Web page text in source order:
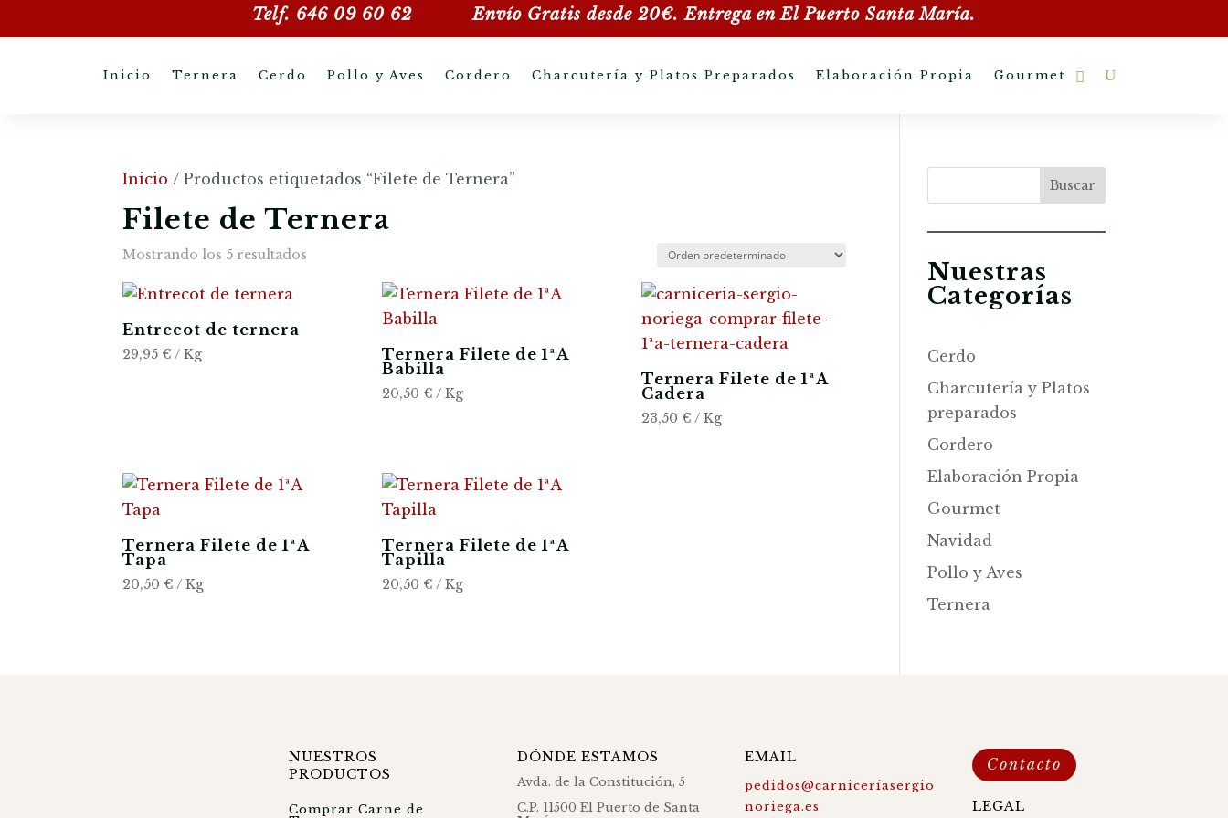
Telf. 646 09 60 62 Envío Gratis desde 20€. Entrega enEl Puerto Santa María.
Inicio Ternera Cerdo Pollo y Aves Cordero Charcutería y Platos Preparados Elaboración Propia Gourmet
Inicio / Productos etiquetados “Filete de Ternera”
Filete de Ternera
Mostrando los 5 resultados
Entrecot de ternera
29,95 € / Kg
Ternera Filete de 1ªA
Babilla
20,50 € / Kg
Ternera Filete de 1ªA
Cadera
23,50 € / Kg
Ternera Filete de 1ªA
Tapa
20,50 € / Kg
Ternera Filete de 1ªA
Tapilla
20,50 € / Kg
Buscar
Nuestras
Categorías
Cerdo
Charcutería y Platos
preparados
Cordero
Elaboración Propia
Gourmet
Navidad
Pollo y Aves
Ternera
NUESTROS
PRODUCTOS
Comprar Carne de
DÓNDE ESTAMOS
Avda. de la Constitución, 5
C.P. 11500 El Puerto de Santa
EMAIL
pedidos@carniceríasergio
noriega.es
Contacto
LEGAL